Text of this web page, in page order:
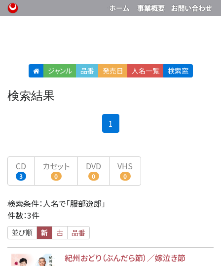
ジャンル 品番 発売日 人名一覧 検索窓
検索結果
1
CD
3
カセット
0
DVD
0
VHS
0
検索条件：人名で「服部逸郎」
件数：3件
並び順 新 古 品番
紀州おどり（ぶんだら節）／嫁泣き節